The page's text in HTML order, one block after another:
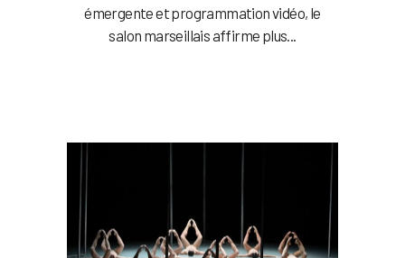
émergente et programmation vidéo, le
salon marseillais affirme plus...